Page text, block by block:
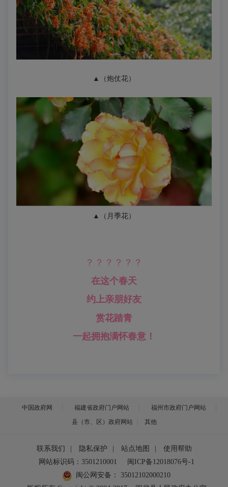
▲（炮仗花）
▲（月季花）
？？？？？？
在这个春天
约上亲朋好友
赏花踏青
一起拥抱满怀春意！
中国政府网 福建省政府门户网站
福州市政府门户网站
县（市、区）政府网站
其他
联系我们 隐私保护 站点地图
使用帮助
网站标识码：3501210001
闽ICP备12018076号-1
闽公网安备：
35012102000210